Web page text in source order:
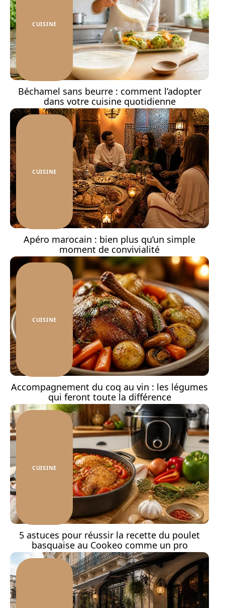
CUISINE
Béchamel sans beurre : comment l’adopter
dans votre cuisine quotidienne
CUISINE
Apéro marocain : bien plus qu’un simple
moment de convivialité
CUISINE
Accompagnement du coq au vin : les légumes
qui feront toute la différence
CUISINE
5 astuces pour réussir la recette du poulet
basquaise au Cookeo comme un pro